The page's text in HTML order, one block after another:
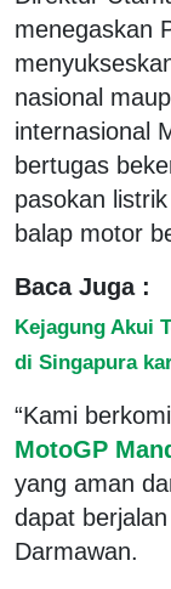
menegaskan
nasional
internasional
bertugas
pasokan
balap motor
Baca Juga :
Kejagung Akui
di Singapura
“Kami
MotoGP
yang aman
dapat
Darmawan.